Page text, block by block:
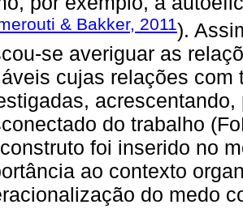
& Bakker, 2011).
se averiguar as
cujas relações com
do trabalho
foi inserido no
ao contexto
do medo